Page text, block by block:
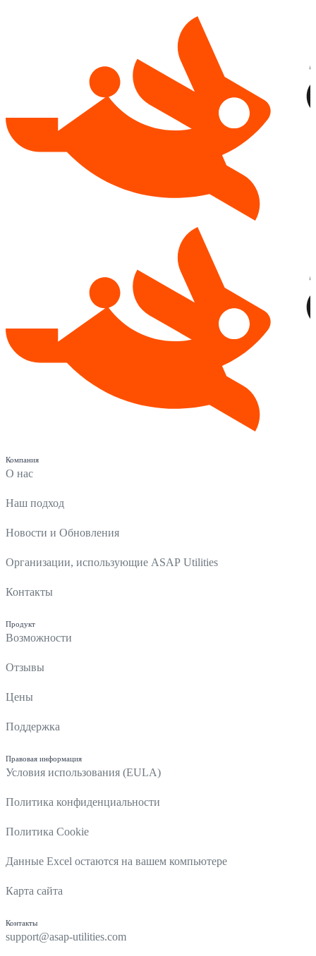
Компания
О нас
Наш подход
Новости и Обновления
Организации, использующие ASAP Utilities
Контакты
Продукт
Возможности
Отзывы
Цены
Поддержка
Правовая информация
Условия использования (EULA)
Политика конфиденциальности
Политика Cookie
Данные Excel остаются на вашем компьютере
Карта сайта
Контакты
support@asap-utilities.com